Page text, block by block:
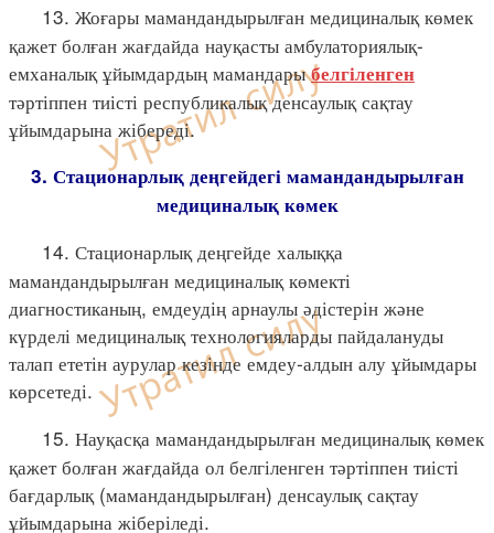
13. Жоғары мамандандырылған медициналық көмек
қажет болған жағдайда науқасты амбулаториялық-
емханалық ұйымдардың мамандарыбелгіленген
тәртіппен тиісті республикалық денсаулық сақтау
ұйымдарына жібереді.
3. Стационарлық деңгейдегі мамандандырылған
медициналық көмек
14. Стационарлық деңгейде халыққа
мамандандырылған медициналық көмекті
диагностиканың, емдеудің арнаулы әдістерін және
күрделі медициналық технологияларды пайдалануды
талап ететін аурулар кезінде емдеу-алдын алу ұйымдары
көрсетеді.
15. Науқасқа мамандандырылған медициналық көмек
қажет болған жағдайда ол белгіленген тәртіппен тиісті
бағдарлық (мамандандырылған) денсаулық сақтау
ұйымдарына жіберіледі.